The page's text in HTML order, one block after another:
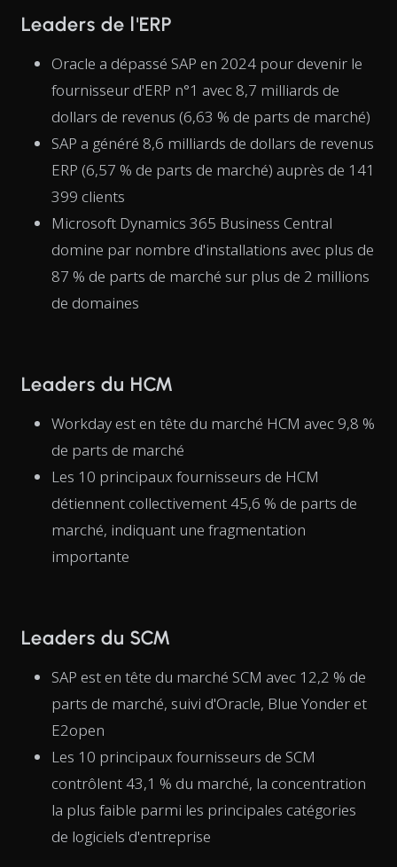
Leaders de l'ERP
Oracle a dépassé SAP en 2024 pour devenir le
fournisseur d'ERP n°1 avec 8,7 milliards de
dollars de revenus (6,63 % de parts de marché)
SAP a généré 8,6 milliards de dollars de revenus
ERP (6,57 % de parts de marché) auprès de 141
399 clients
Microsoft Dynamics 365 Business Central
domine par nombre d'installations avec plus de
87 % de parts de marché sur plus de 2 millions
de domaines
Leaders du HCM
Workday est en tête du marché HCM avec 9,8 %
de parts de marché
Les 10 principaux fournisseurs de HCM
détiennent collectivement 45,6 % de parts de
marché, indiquant une fragmentation
importante
Leaders du SCM
SAP est en tête du marché SCM avec 12,2 % de
parts de marché, suivi d'Oracle, Blue Yonder et
E2open
Les 10 principaux fournisseurs de SCM
contrôlent 43,1 % du marché, la concentration
la plus faible parmi les principales catégories
de logiciels d'entreprise